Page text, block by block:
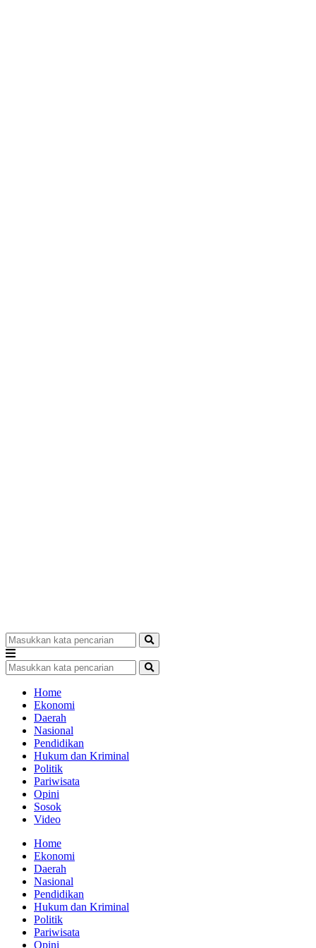
Home
Ekonomi
Daerah
Nasional
Pendidikan
Hukum dan Kriminal
Politik
Pariwisata
Opini
Sosok
Video
Home
Ekonomi
Daerah
Nasional
Pendidikan
Hukum dan Kriminal
Politik
Pariwisata
Opini